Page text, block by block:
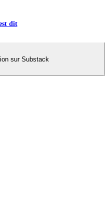
dit
sur Substack